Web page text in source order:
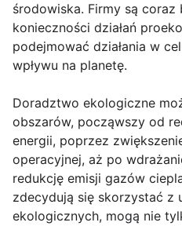
środowiska. Firmy są coraz
konieczności działań
podejmować działania w
wpływu na planetę.
Doradztwo ekologiczne
obszarów, począwszy od
energii, poprzez
operacyjnej, aż po
redukcję emisji gazów
zdecydują się skorzystać z
ekologicznych, mogą nie